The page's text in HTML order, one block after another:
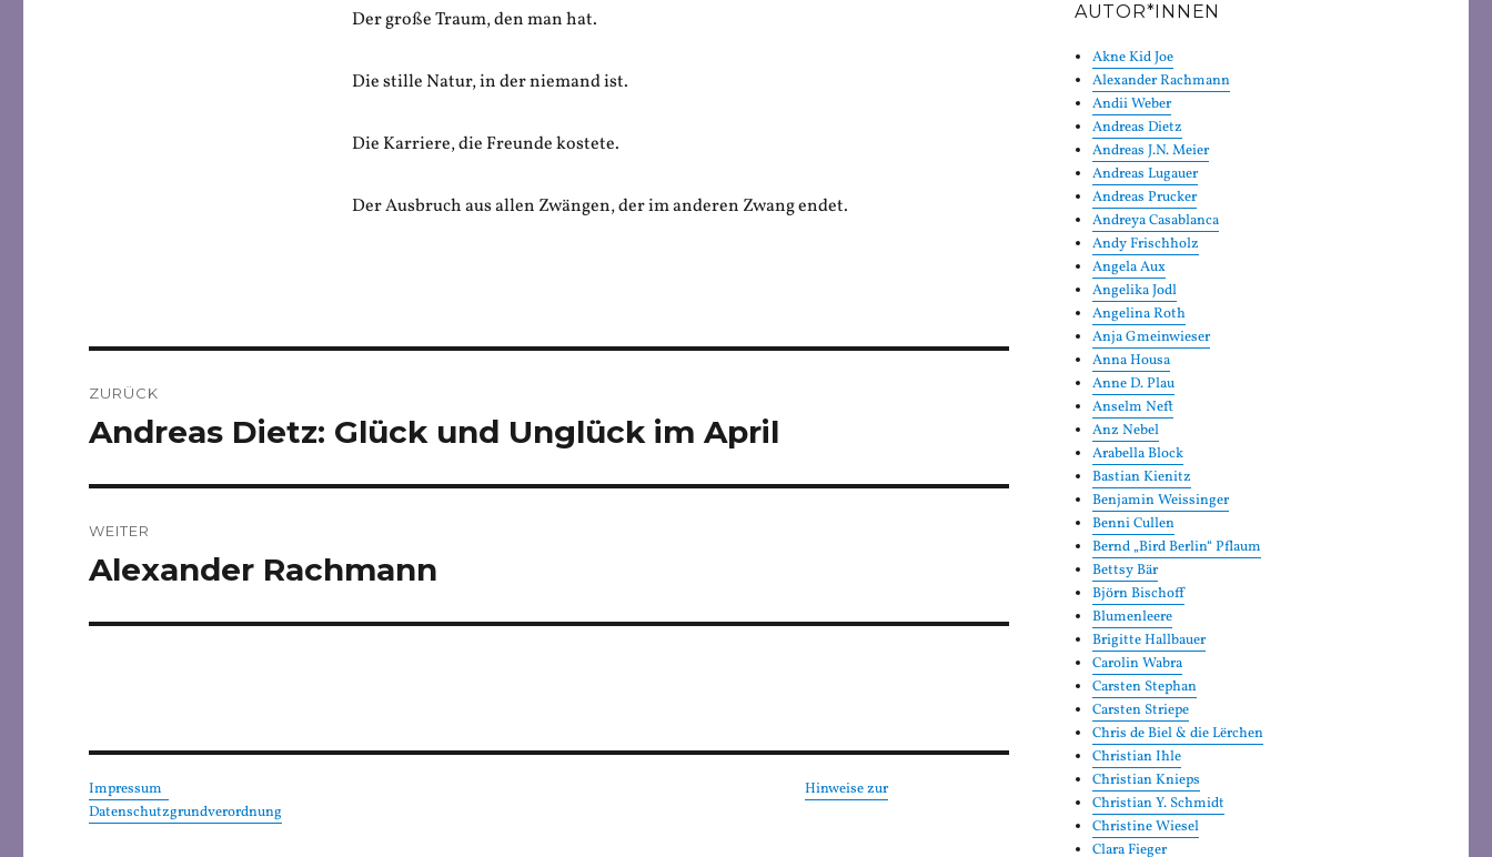
Der große Traum, den man hat.
Die stille Natur, in der niemand ist.
Die Karriere, die Freunde kostete.
Der Ausbruch aus allen Zwängen, der im anderen Zwang endet.
ZURÜCK
Vorheriger
Andreas Dietz: Glück und Unglück im April
WEITER
Nächster
Alexander Rachmann
Impressum
Hinweise zur
Datenschutzgrundverordnung
AUTOR*INNEN
Akne Kid Joe
Alexander Rachmann
Andii Weber
Andreas Dietz
Andreas J.N. Meier
Andreas Lugauer
Andreas Prucker
Andreya Casablanca
Andy Frischholz
Angela Aux
Angelika Jodl
Angelina Roth
Anja Gmeinwieser
Anna Housa
Anne D. Plau
Anselm Neft
Anz Nebel
Arabella Block
Bastian Kienitz
Benjamin Weissinger
Benni Cullen
Bernd „Bird Berlin“ Pflaum
Bettsy Bär
Björn Bischoff
Blumenleere
Brigitte Hallbauer
Carolin Wabra
Carsten Stephan
Carsten Striepe
Chris de Biel & die Lërchen
Christian Ihle
Christian Knieps
Christian Y. Schmidt
Christine Wiesel
Clara Fieger